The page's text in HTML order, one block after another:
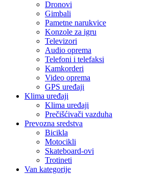
Dronovi
Gimbali
Pametne narukvice
Konzole za igru
Televizori
Audio oprema
Telefoni i telefaksi
Kamkorderi
Video oprema
GPS uređaji
Klima uređaji
Klima uređaji
Prečišćivači vazduha
Prevozna sredstva
Bicikla
Motocikli
Skateboard-ovi
Trotineti
Van kategorije